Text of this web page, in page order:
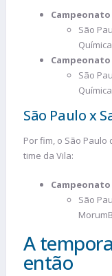
São
São
São Paulo x
Por fim, o São
time da Vila:
São
A
então